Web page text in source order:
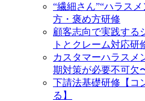
“繊細さん”“ハラス
方・褒め方研修
顧客志向で実践する
トとクレーム対応研
カスタマーハラスメ
期対策が必要不可欠
下請法基礎研修【コ
る】